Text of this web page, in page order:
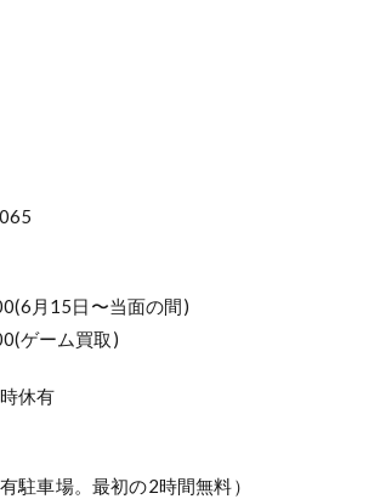
月15日〜当面の間)
ゲーム買取)
休有
駐車場。最初の2時間無料）